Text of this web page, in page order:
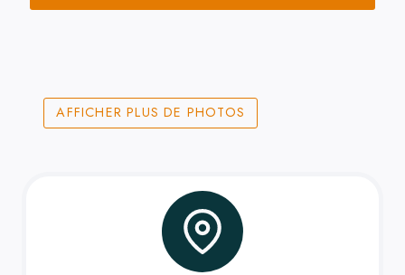
Content is collapsed. Activate the Afficher plus de
AFFICHER PLUS DE PHOTOS